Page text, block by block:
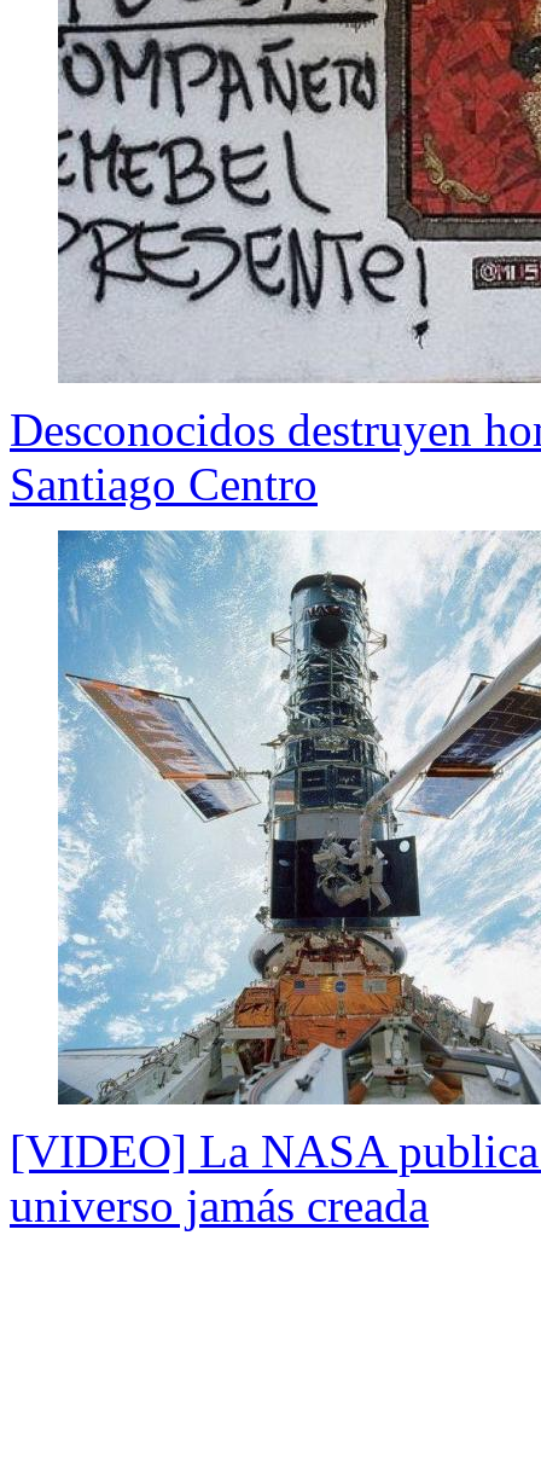
Desconocidos destruyen
Santiago Centro
[VIDEO] La NASA
universo jamás creada